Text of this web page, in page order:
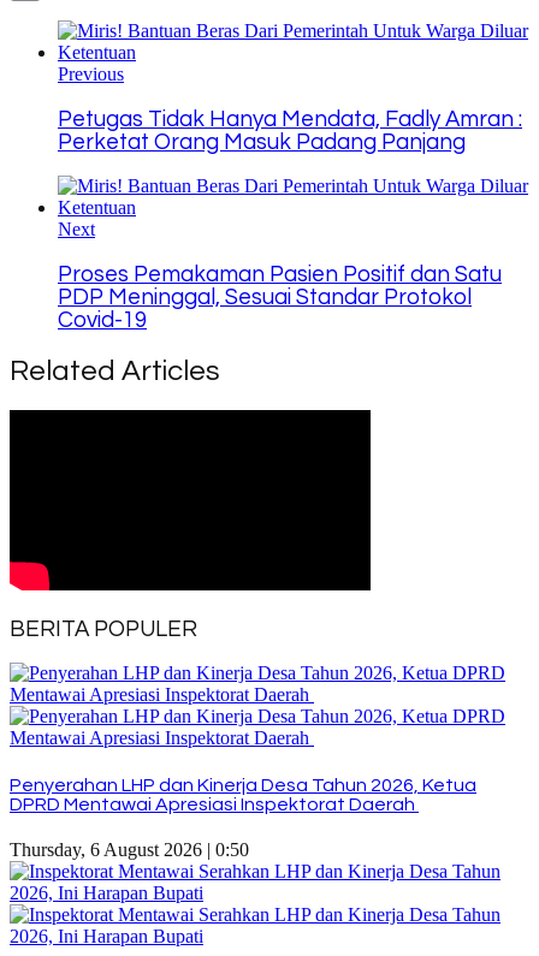
Link
Previous
Petugas Tidak Hanya Mendata, Fadly Amran :
Perketat Orang Masuk Padang Panjang
Next
Proses Pemakaman Pasien Positif dan Satu
PDP Meninggal, Sesuai Standar Protokol
Covid-19
Related Articles
BERITA POPULER
Penyerahan LHP dan Kinerja Desa Tahun 2026, Ketua
DPRD Mentawai Apresiasi Inspektorat Daerah
Thursday, 6 August 2026 | 0:50